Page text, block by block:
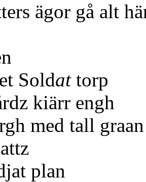
ägor gå alt
Soldat torp
kiärr engh
med tall
plan